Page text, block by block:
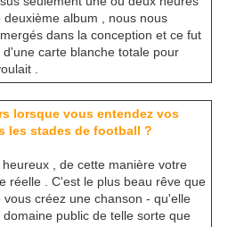
album , nous nous
dans la conception et ce fut
carte blanche totale pour
.
lorsque vous entendez vos
les stades de football ?
, de cette manière votre
réelle . C'est le plus beau rêve que
créez une chanson - qu'elle
public de telle sorte que